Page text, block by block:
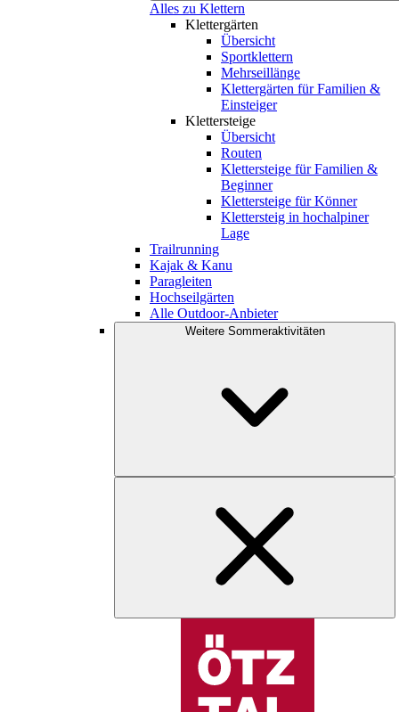
Alles zu Klettern
Klettergärten
Übersicht
Sportklettern
Mehrseillänge
Klettergärten für Familien &
Einsteiger
Klettersteige
Übersicht
Routen
Klettersteige für Familien &
Beginner
Klettersteige für Könner
Klettersteig in hochalpiner
Lage
Trailrunning
Kajak & Kanu
Paragleiten
Hochseilgärten
Alle Outdoor-Anbieter
Weitere Sommeraktivitäten